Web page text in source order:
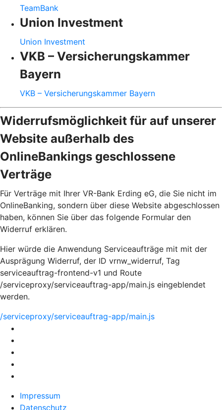
TeamBank
Union Investment
Union Investment
VKB – Versicherungskammer
Bayern
VKB – Versicherungskammer Bayern
Widerrufsmöglichkeit für auf unserer
Website außerhalb des
OnlineBankings geschlossene
Verträge
Für Verträge mit Ihrer VR-Bank Erding eG, die Sie nicht im
OnlineBanking, sondern über diese Website abgeschlossen
haben, können Sie über das folgende Formular den
Widerruf erklären.
Hier würde die Anwendung Serviceaufträge mit mit der
Ausprägung Widerruf, der ID vrnw_widerruf, Tag
serviceauftrag-frontend-v1 und Route
/serviceproxy/serviceauftrag-app/main.js eingeblendet
werden.
/serviceproxy/serviceauftrag-app/main.js
Impressum
Datenschutz